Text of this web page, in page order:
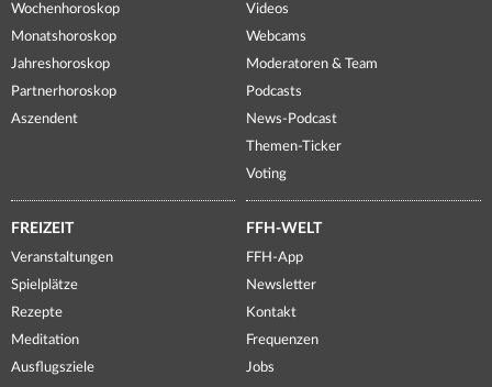
Wochenhoroskop
Monatshoroskop
Jahreshoroskop
Partnerhoroskop
Aszendent
Videos
Webcams
Moderatoren & Team
Podcasts
News-Podcast
Themen-Ticker
Voting
FREIZEIT
Veranstaltungen
Spielplätze
Rezepte
Meditation
Ausflugsziele
FFH-WELT
FFH-App
Newsletter
Kontakt
Frequenzen
Jobs